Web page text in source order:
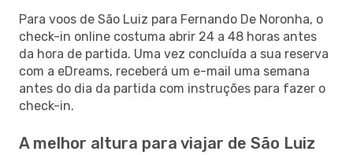
Para voos de São Luiz para Fernando De Noronha, o
check-in online costuma abrir 24 a 48 horas antes
da hora de partida. Uma vez concluída a sua reserva
com a eDreams, receberá um e-mail uma semana
antes do dia da partida com instruções para fazer o
check-in.
A melhor altura para viajar de São Luiz